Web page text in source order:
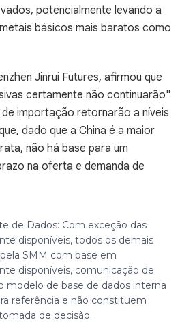
potencialmente levando a
básicos mais baratos como
Jinrui Futures, afirmou que
certamente não continuarão"
importação retornarão a níveis
dado que a China é a maior
não há base para um
na oferta e demanda de
de Dados: Com exceção das
disponíveis, todos os demais
SMM com base em
disponíveis, comunicação de
modelo de base de dados interna
referência e não constituem
de decisão.